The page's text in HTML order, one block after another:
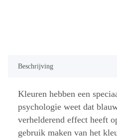
Beschrijving
Kleuren hebben een
psychologie weet dat
verhelderend effect heeft
gebruik maken van het